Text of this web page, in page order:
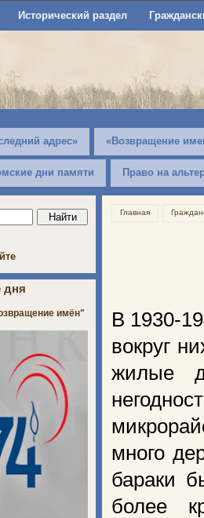
Исторический раздел
адрес» «Возвращение
дни памяти Право на
Главная
В 1930-
вокруг
жилые
много
бараки
более
дня
имён"